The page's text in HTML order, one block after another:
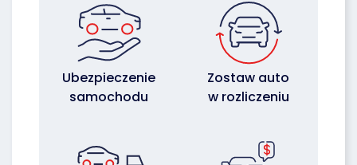
Ubezpieczenie
samochodu
Zostaw auto
w rozliczeniu